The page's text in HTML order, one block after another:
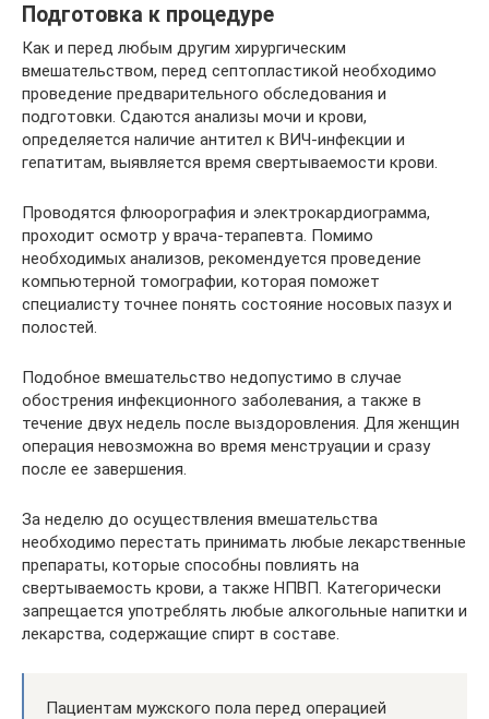
Подготовка к процедуре
Как и перед любым другим хирургическим
вмешательством, перед септопластикой необходимо
проведение предварительного обследования и
подготовки. Сдаются анализы мочи и крови,
определяется наличие антител к ВИЧ-инфекции и
гепатитам, выявляется время свертываемости крови.
Проводятся флюорография и электрокардиограмма,
проходит осмотр у врача-терапевта. Помимо
необходимых анализов, рекомендуется проведение
компьютерной томографии, которая поможет
специалисту точнее понять состояние носовых пазух и
полостей.
Подобное вмешательство недопустимо в случае
обострения инфекционного заболевания, а также в
течение двух недель после выздоровления. Для женщин
операция невозможна во время менструации и сразу
после ее завершения.
За неделю до осуществления вмешательства
необходимо перестать принимать любые лекарственные
препараты, которые способны повлиять на
свертываемость крови, а также НПВП. Категорически
запрещается употреблять любые алкогольные напитки и
лекарства, содержащие спирт в составе.
Пациентам мужского пола перед операцией